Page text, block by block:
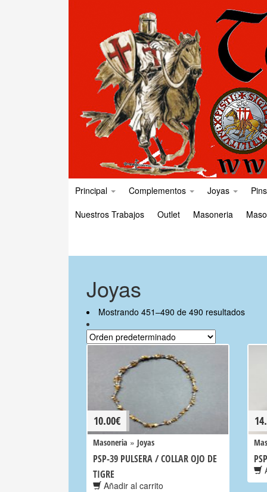
Principal Complementos Joyas
Pins
Nuestros Trabajos
Outlet Masoneria
Joyas
Mostrando 451–490 de 490 resultados
10.00€
Masoneria » Joyas
PSP-39 PULSERA / COLLAR OJO DE
TIGRE
Añadir al carrito